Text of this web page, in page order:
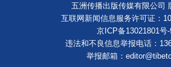
五洲传播出版传媒有限公司
互联网新闻信息服务许可证：
京ICP备13021801号
违法和不良信息举报电话：
举报邮箱：